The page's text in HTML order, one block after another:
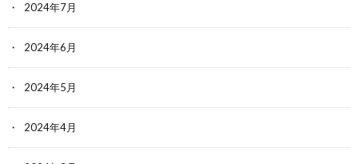
2024年7月
2024年6月
2024年5月
2024年4月